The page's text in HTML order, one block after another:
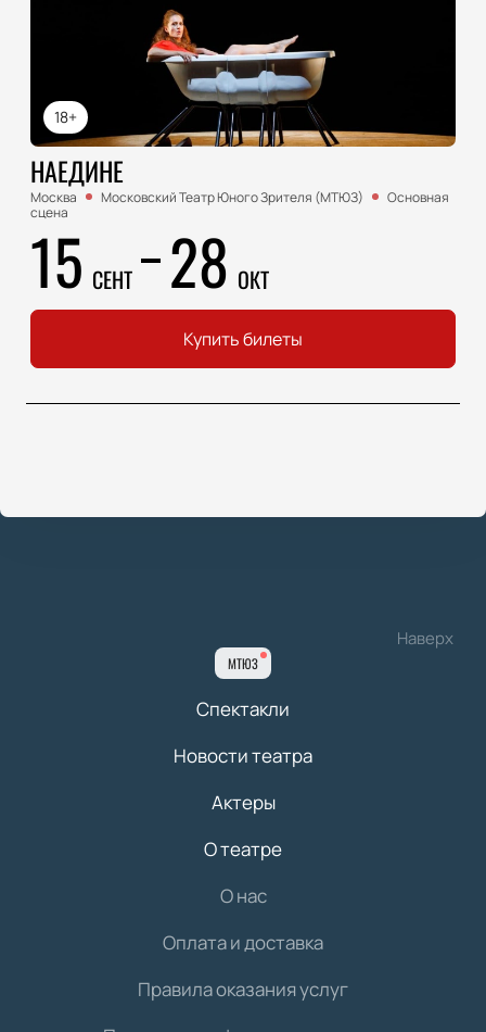
18+
НАЕДИНЕ
Москва Московский Театр Юного Зрителя (МТЮЗ)
Основная
сцена
15 СЕНТ 28 ОКТ
Купить билеты
Наверх
МТЮЗ
Спектакли
Новости театра
Актеры
О театре
О нас
Оплата и доставка
Правила оказания услуг